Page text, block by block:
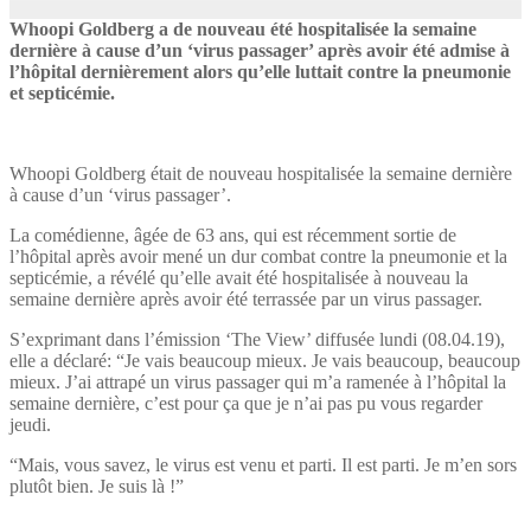
Whoopi Goldberg a de nouveau été hospitalisée la semaine
dernière à cause d’un ‘virus passager’ après avoir été admise à
l’hôpital dernièrement alors qu’elle luttait contre la pneumonie
et septicémie.
Whoopi Goldberg était de nouveau hospitalisée la semaine dernière
à cause d’un ‘virus passager’.
La comédienne, âgée de 63 ans, qui est récemment sortie de
l’hôpital après avoir mené un dur combat contre la pneumonie et la
septicémie, a révélé qu’elle avait été hospitalisée à nouveau la
semaine dernière après avoir été terrassée par un virus passager.
S’exprimant dans l’émission ‘The View’ diffusée lundi (08.04.19),
elle a déclaré: “Je vais beaucoup mieux. Je vais beaucoup, beaucoup
mieux. J’ai attrapé un virus passager qui m’a ramenée à l’hôpital la
semaine dernière, c’est pour ça que je n’ai pas pu vous regarder
jeudi.
“Mais, vous savez, le virus est venu et parti. Il est parti. Je m’en sors
plutôt bien. Je suis là !”